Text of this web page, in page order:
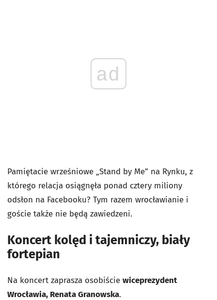
ad
Pamiętacie wrześniowe „Stand by Me” na Rynku, z
którego relacja osiągnęła ponad cztery miliony
odsłon na Facebooku? Tym razem wrocławianie i
goście także nie będą zawiedzeni.
Koncert kolęd i tajemniczy, biały
fortepian
Na koncert zaprasza osobiście wiceprezydent
Wrocławia, Renata Granowska.